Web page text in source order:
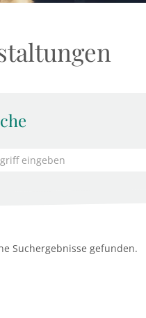
Suchergebnisse gefunden.